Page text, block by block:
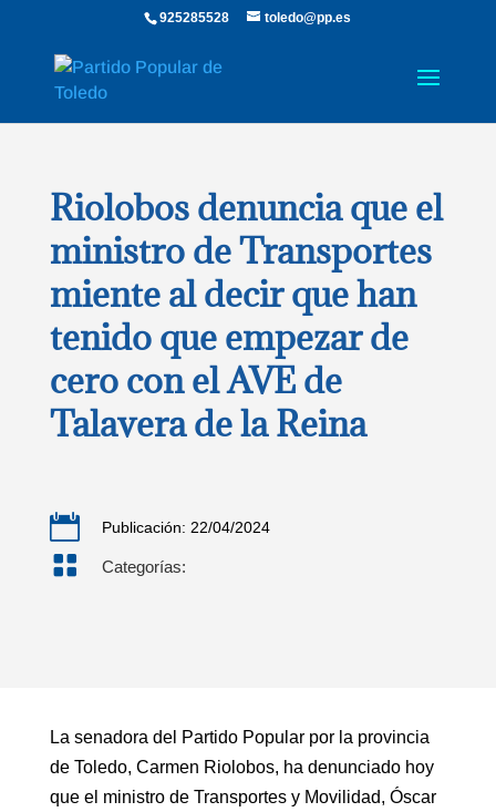
925285528 toledo@pp.es
Riolobos denuncia que el
ministro de Transportes
miente al decir que han
tenido que empezar de
cero con el AVE de
Talavera de la Reina
 Publicación: 22/04/2024
 Categorías:
La senadora del Partido Popular por la provincia
de Toledo, Carmen Riolobos, ha denunciado hoy
que el ministro de Transportes y Movilidad, Óscar